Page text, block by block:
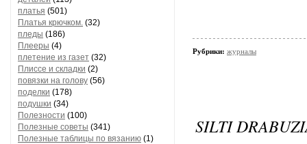
платья (501)
Платья крючком. (32)
пледы (186)
Плееры (4)
плетение из газет (32)
Плиссе и складки (2)
повязки на голову (56)
поделки (178)
подушки (34)
Полезности (100)
Полезные советы (341)
Полезные таблицы по вязанию (1)
Рубрики: журналы
SILTI